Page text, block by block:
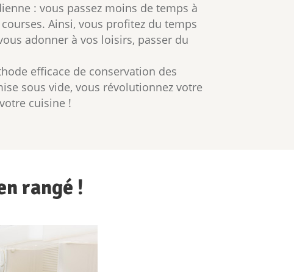
: vous passez moins de temps à
Ainsi, vous profitez du temps
adonner à vos loisirs, passer du
efficace de conservation des
sous vide, vous révolutionnez votre
cuisine !
rangé !